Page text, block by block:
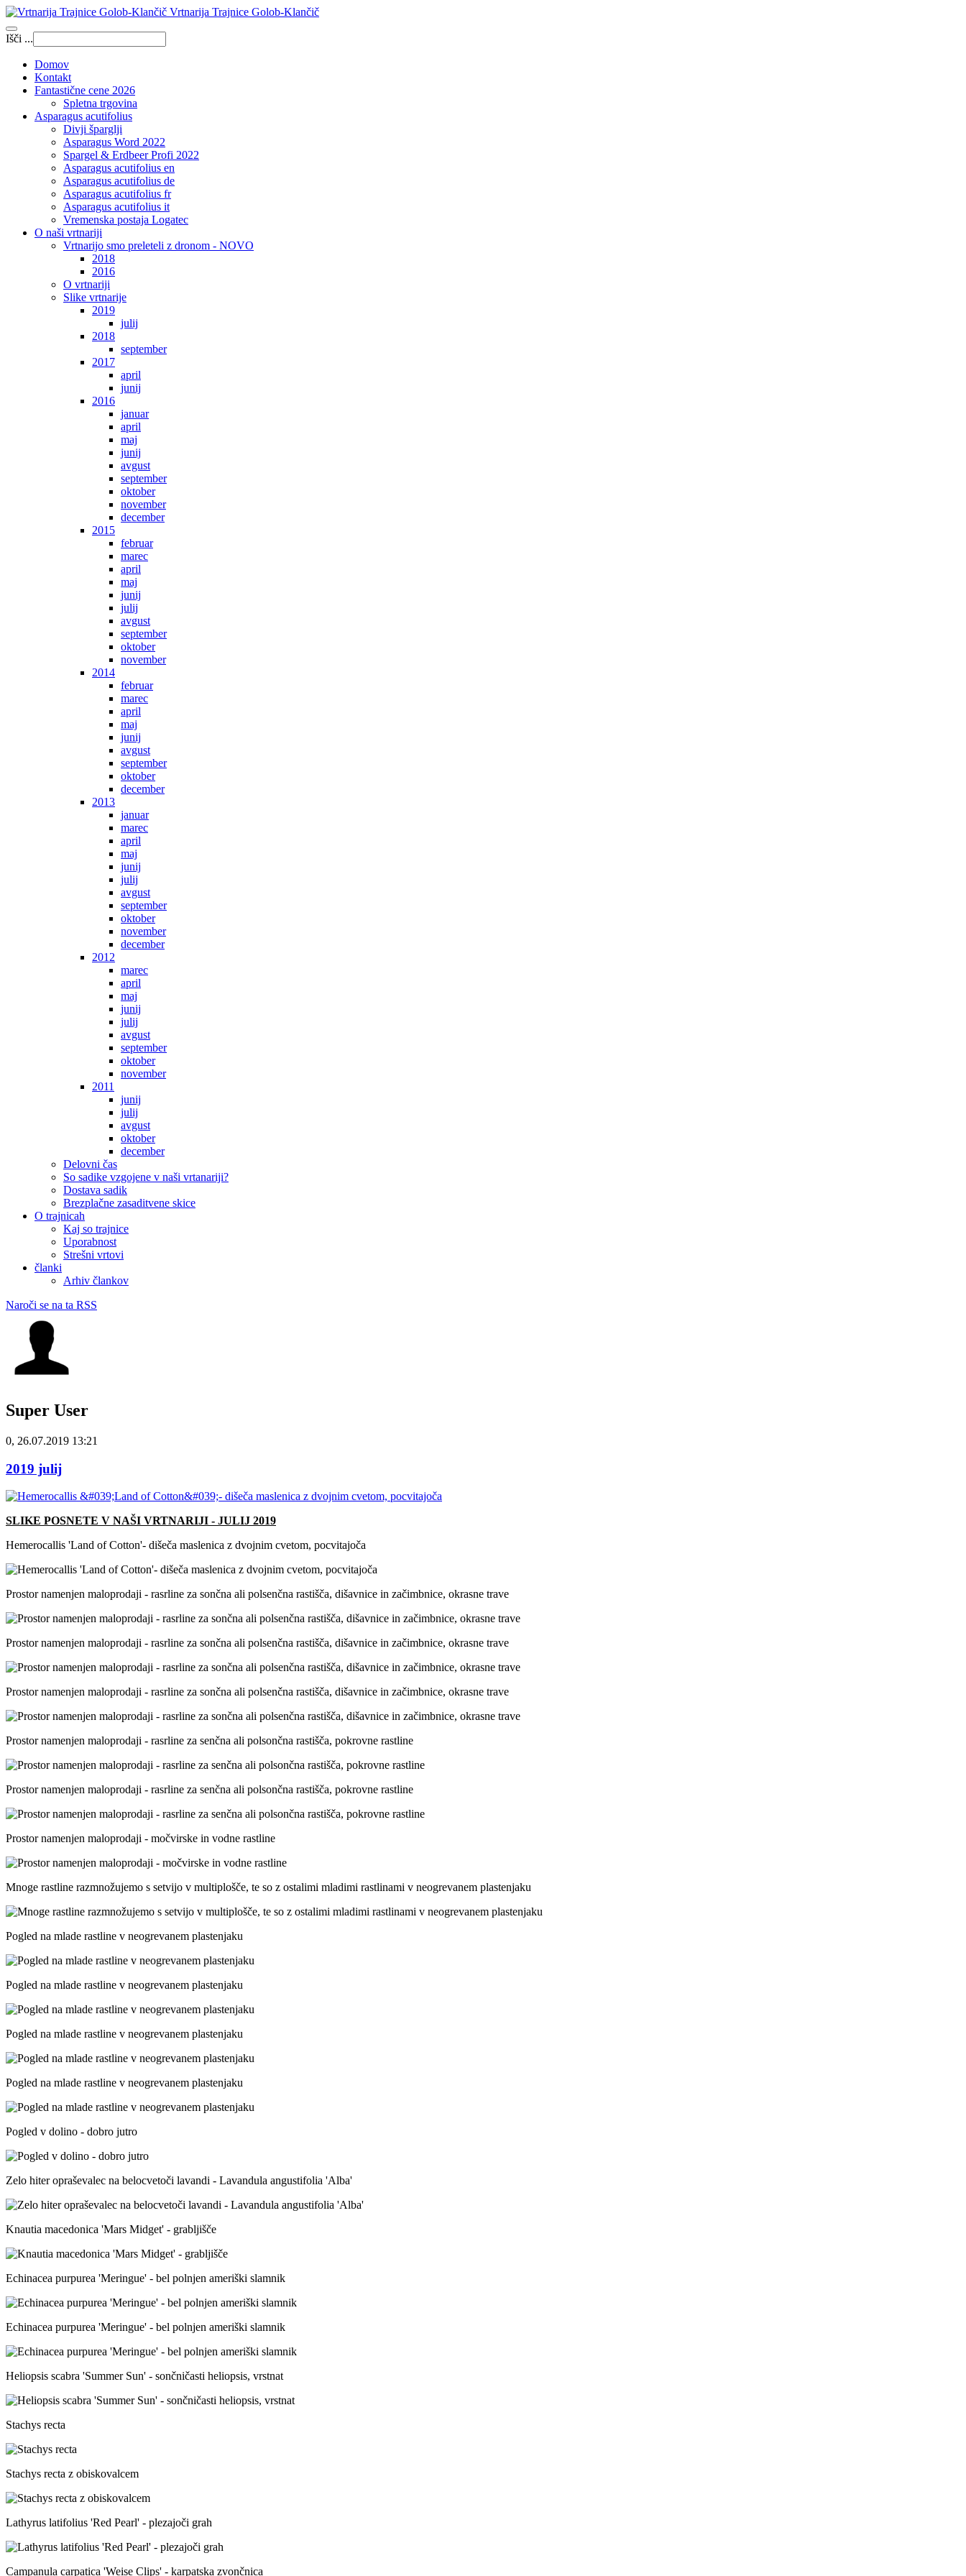
Vrtnarija Trajnice Golob-Klančič
Išči ...
Domov
Kontakt
Fantastične cene 2026
Spletna trgovina
Asparagus acutifolius
Divji šparglji
Asparagus Word 2022
Spargel & Erdbeer Profi 2022
Asparagus acutifolius en
Asparagus acutifolius de
Asparagus acutifolius fr
Asparagus acutifolius it
Vremenska postaja Logatec
O naši vrtnariji
Vrtnarijo smo preleteli z dronom - NOVO
2018
2016
O vrtnariji
Slike vrtnarije
2019
julij
2018
september
2017
april
junij
2016
januar
april
maj
junij
avgust
september
oktober
november
december
2015
februar
marec
april
maj
junij
julij
avgust
september
oktober
november
2014
februar
marec
april
maj
junij
avgust
september
oktober
december
2013
januar
marec
april
maj
junij
julij
avgust
september
oktober
november
december
2012
marec
april
maj
junij
julij
avgust
september
oktober
november
2011
junij
julij
avgust
oktober
december
Delovni čas
So sadike vzgojene v naši vrtanariji?
Dostava sadik
Brezplačne zasaditvene skice
O trajnicah
Kaj so trajnice
Uporabnost
Strešni vrtovi
članki
Arhiv člankov
Naroči se na ta RSS
Super User
0, 26.07.2019 13:21
2019 julij
SLIKE POSNETE V NAŠI VRTNARIJI - JULIJ 2019
Hemerocallis 'Land of Cotton'- dišeča maslenica z dvojnim cvetom, pocvitajoča
Prostor namenjen maloprodaji - rasrline za sončna ali polsenčna rastišča, dišavnice in začimbnice, okrasne trave
Prostor namenjen maloprodaji - rasrline za sončna ali polsenčna rastišča, dišavnice in začimbnice, okrasne trave
Prostor namenjen maloprodaji - rasrline za sončna ali polsenčna rastišča, dišavnice in začimbnice, okrasne trave
Prostor namenjen maloprodaji - rasrline za senčna ali polsončna rastišča, pokrovne rastline
Prostor namenjen maloprodaji - rasrline za senčna ali polsončna rastišča, pokrovne rastline
Prostor namenjen maloprodaji - močvirske in vodne rastline
Mnoge rastline razmnožujemo s setvijo v multiplošče, te so z ostalimi mladimi rastlinami v neogrevanem plastenjaku
Pogled na mlade rastline v neogrevanem plastenjaku
Pogled na mlade rastline v neogrevanem plastenjaku
Pogled na mlade rastline v neogrevanem plastenjaku
Pogled na mlade rastline v neogrevanem plastenjaku
Pogled v dolino - dobro jutro
Zelo hiter opraševalec na belocvetoči lavandi - Lavandula angustifolia 'Alba'
Knautia macedonica 'Mars Midget' - grabljišče
Echinacea purpurea 'Meringue' - bel polnjen ameriški slamnik
Echinacea purpurea 'Meringue' - bel polnjen ameriški slamnik
Heliopsis scabra 'Summer Sun' - sončničasti heliopsis, vrstnat
Stachys recta
Stachys recta z obiskovalcem
Lathyrus latifolius 'Red Pearl' - plezajoči grah
Campanula carpatica 'Weise Clips' - karpatska zvončnica